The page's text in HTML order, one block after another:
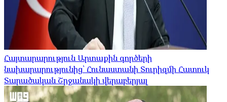
Հայտարարություն Արտաքին գործերի
նախարարությունից՝ Հունաստանի Տուրիզմի Հատուկ
Տարածական Շրջանակի վերաբերյալ